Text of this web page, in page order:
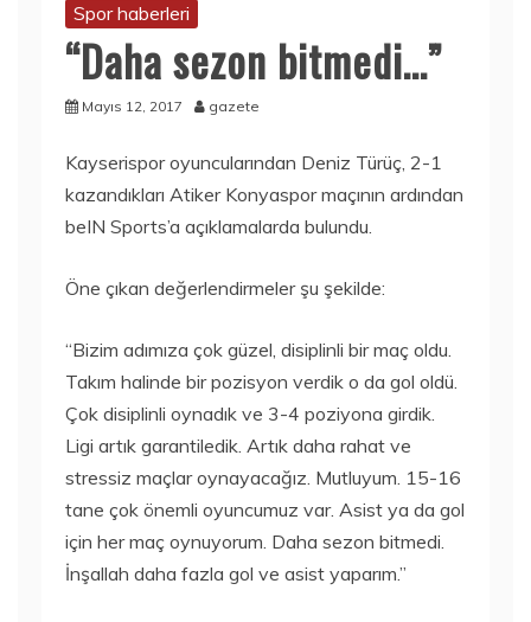
Spor haberleri
“Daha sezon bitmedi…”
Mayıs 12, 2017 gazete
Kayserispor oyuncularından Deniz Türüç, 2-1
kazandıkları Atiker Konyaspor maçının ardından
beIN Sports’a açıklamalarda bulundu.
Öne çıkan değerlendirmeler şu şekilde:
“Bizim adımıza çok güzel, disiplinli bir maç oldu.
Takım halinde bir pozisyon verdik o da gol oldü.
Çok disiplinli oynadık ve 3-4 poziyona girdik.
Ligi artık garantiledik. Artık daha rahat ve
stressiz maçlar oynayacağız. Mutluyum. 15-16
tane çok önemli oyuncumuz var. Asist ya da gol
için her maç oynuyorum. Daha sezon bitmedi.
İnşallah daha fazla gol ve asist yaparım.”